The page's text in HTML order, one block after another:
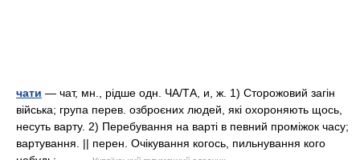
чати — чат, мн., рідше одн. ЧА/ТА, и, ж. 1) Сторожовий загін
війська; група перев. озброєних людей, які охороняють щось,
несуть варту. 2) Перебування на варті в певний проміжок часу;
вартування. || перен. Очікування когось, пильнування кого